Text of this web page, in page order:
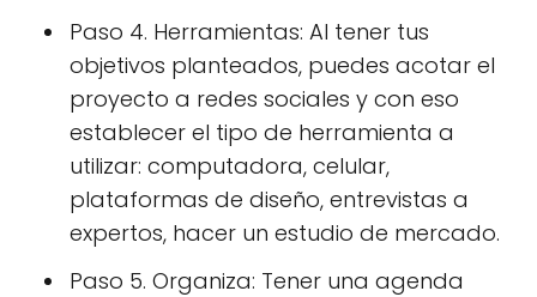
Paso 4. Herramientas: Al tener tus
objetivos planteados, puedes acotar el
proyecto a redes sociales y con eso
establecer el tipo de herramienta a
utilizar: computadora, celular,
plataformas de diseño, entrevistas a
expertos, hacer un estudio de mercado.
Paso 5. Organiza: Tener una agenda